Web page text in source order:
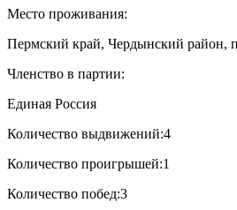
Место проживания:
Пермский край, Чердынский район,
Членство в партии:
Единая Россия
Количество выдвижений:4
Количество проигрышей:1
Количество побед:3